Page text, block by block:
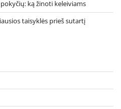
ką žinoti keleiviams
taisyklės prieš sutartį